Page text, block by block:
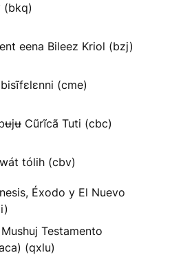
(bkq)
eena Bileez Kriol (bzj)
(cme)
Cũrĩcã Tuti (cbc)
tólih (cbv)
Éxodo y El Nuevo
Testamento
(qxlu)